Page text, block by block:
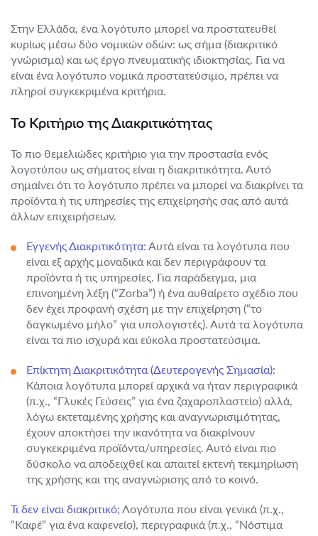
Στην Ελλάδα, ένα λογότυπο μπορεί να προστατευθεί
κυρίως μέσω δύο νομικών οδών: ως σήμα (διακριτικό
γνώρισμα) και ως έργο πνευματικής ιδιοκτησίας. Για να
είναι ένα λογότυπο νομικά προστατεύσιμο, πρέπει να
πληροί συγκεκριμένα κριτήρια.
Το Κριτήριο της Διακριτικότητας
Το πιο θεμελιώδες κριτήριο για την προστασία ενός
λογοτύπου ως σήματος είναι η διακριτικότητα. Αυτό
σημαίνει ότι το λογότυπο πρέπει να μπορεί να διακρίνει τα
προϊόντα ή τις υπηρεσίες της επιχείρησής σας από αυτά
άλλων επιχειρήσεων.
Εγγενής Διακριτικότητα: Αυτά είναι τα λογότυπα που
είναι εξ αρχής μοναδικά και δεν περιγράφουν τα
προϊόντα ή τις υπηρεσίες. Για παράδειγμα, μια
επινοημένη λέξη (“Zorba”) ή ένα αυθαίρετο σχέδιο που
δεν έχει προφανή σχέση με την επιχείρηση (“το
δαγκωμένο μήλο” για υπολογιστές). Αυτά τα λογότυπα
είναι τα πιο ισχυρά και εύκολα προστατεύσιμα.
Επίκτητη Διακριτικότητα (Δευτερογενής Σημασία):
Κάποια λογότυπα μπορεί αρχικά να ήταν περιγραφικά
(π.χ., “Γλυκές Γεύσεις” για ένα ζαχαροπλαστείο) αλλά,
λόγω εκτεταμένης χρήσης και αναγνωρισιμότητας,
έχουν αποκτήσει την ικανότητα να διακρίνουν
συγκεκριμένα προϊόντα/υπηρεσίες. Αυτό είναι πιο
δύσκολο να αποδειχθεί και απαιτεί εκτενή τεκμηρίωση
της χρήσης και της αναγνώρισης από το κοινό.
Τι δεν είναι διακριτικό; Λογότυπα που είναι γενικά (π.χ.,
“Καφέ” για ένα καφενείο), περιγραφικά (π.χ., “Νόστιμα